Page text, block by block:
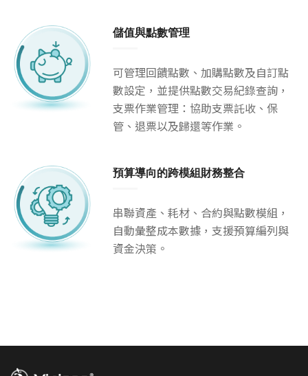
儲值與點數管理
可管理回饋點數、加購點數及自訂點
數設定，並提供點數交易紀錄查詢，
支票作業管理：協助支票託收、保
管、退票以及歸還等作業。
預算導向的跨模組財務整合
串聯資產、耗材、合約與點數模組，
自動彙整成本數據，支援預算編列與
資金決策。